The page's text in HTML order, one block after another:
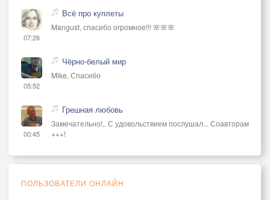
07:26
Всё про куплеты
Mangust, спасибо огромное!!! 🌸🌸🌸
05:52
Чёрно-белый мир
Mike, Спасибо
00:45
Грешная любовь
Замечательно!.. С удовольствием послушал... Соавторам
+++!
ПОЛЬЗОВАТЕЛИ ОНЛАЙН